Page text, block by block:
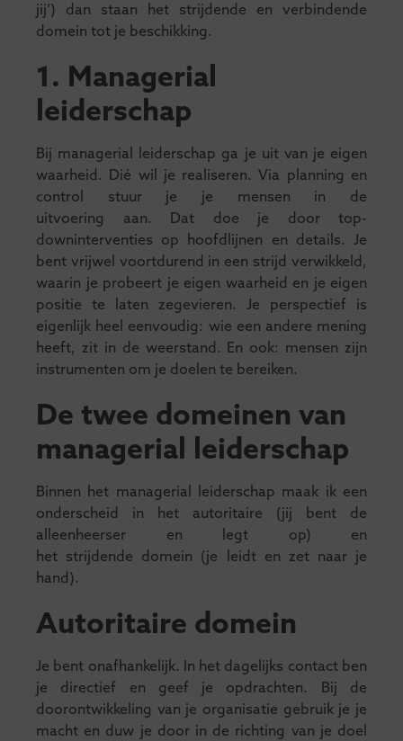
jij’) dan staan het strijdende en verbindende
domein tot je beschikking.
1. Managerial
leiderschap
Bij managerial leiderschap ga je uit van je eigen
waarheid. Dié wil je realiseren. Via planning en
control stuur je je mensen in de
uitvoering aan. Dat doe je door top-
downinterventies op hoofdlijnen en details. Je
bent vrijwel voortdurend in een strijd verwikkeld,
waarin je probeert je eigen waarheid en je eigen
positie te laten zegevieren. Je perspectief is
eigenlijk heel eenvoudig: wie een andere mening
heeft, zit in de weerstand. En ook: mensen zijn
instrumenten om je doelen te bereiken.
De twee domeinen van
managerial leiderschap
Binnen het managerial leiderschap maak ik een
onderscheid in het autoritaire (jij bent de
alleenheerser en legt op) en
het strijdende domein (je leidt en zet naar je
hand).
Autoritaire domein
Je bent onafhankelijk. In het dagelijks contact ben
je directief en geef je opdrachten. Bij de
doorontwikkeling van je organisatie gebruik je je
macht en duw je door in de richting van je doel